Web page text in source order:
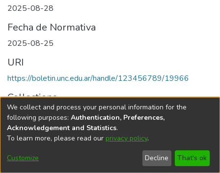
2025-08-28
Fecha de Normativa
2025-08-25
URI
https://boletin.unc.edu.ar/handle/123456789/19966
Collections
Edición 043/2025 del 28 de agosto de 2025
Universidad Nacional de Córdoba
We collect and process your personal information for the
following purposes: Authentication, Preferences,
Acknowledgement and Statistics.
To learn more, please read our privacy policy.
Customize Decline That's ok